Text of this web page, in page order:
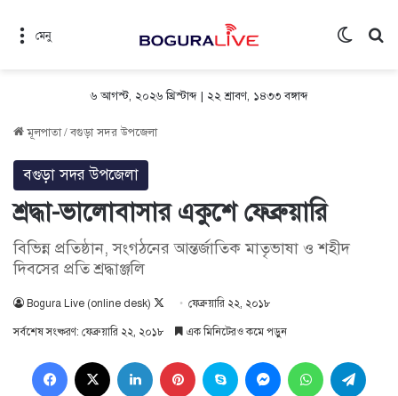
মেনু
৬ আগস্ট, ২০২৬ খ্রিস্টাব্দ| ২২ শ্রাবণ, ১৪৩৩ বঙ্গাব্দ
মূলপাতা/বগুড়া সদর উপজেলা
বগুড়া সদর উপজেলা
শ্রদ্ধা-ভালোবাসার একুশে ফেব্রুয়ারি
বিভিন্ন প্রতিষ্ঠান, সংগঠনের আন্তর্জাতিক মাতৃভাষা ও শহীদ
দিবসের প্রতি শ্রদ্ধাঞ্জলি
Bogura Live (online desk)
Follow
on
ফেব্রুয়ারি ২২, ২০১৮
সর্বশেষ সংষ্করণ: ফেব্রুয়ারি ২২, ২০১৮ এক মিনিটেরও কমে পড়ুন
Facebook LinkedIn Pinterest Skype MessengerWhatsApp